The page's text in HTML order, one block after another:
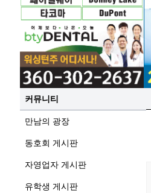
커뮤니티
만남의 광장
동호회 게시판
자영업자 게시판
유학생 게시판